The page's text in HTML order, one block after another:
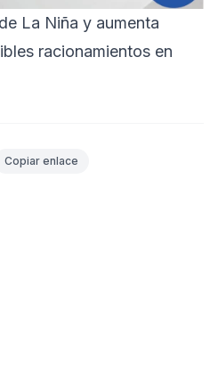
La Niña y aumenta
racionamientos en
Copiar enlace